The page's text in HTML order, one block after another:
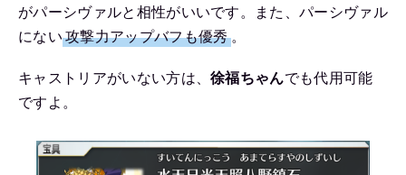
がパーシヴァルと相性がいいです。また、パーシヴァル
にない 攻撃力アップバフも優秀。
キャストリアがいない方は、徐福ちゃんでも代用可能
ですよ。